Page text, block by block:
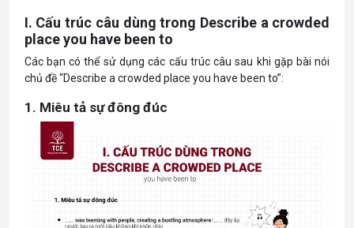
I. Cấu trúc câu dùng trong Describe a crowded
place you have been to
Các bạn có thể sử dụng các cấu trúc câu sau khi gặp bài nói
chủ đề “Describe a crowded place you have been to”:
1. Miêu tả sự đông đúc